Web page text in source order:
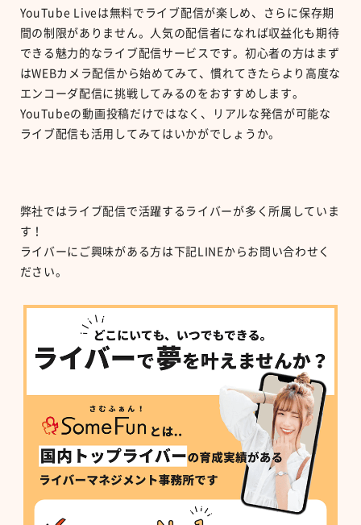
YouTube Liveは無料でライブ配信が楽しめ、さらに保存期
間の制限がありません。人気の配信者になれば収益化も期待
できる魅力的なライブ配信サービスです。初心者の方はまず
はWEBカメラ配信から始めてみて、慣れてきたらより高度な
エンコーダ配信に挑戦してみるのをおすすめします。
YouTubeの動画投稿だけではなく、リアルな発信が可能な
ライブ配信も活用してみてはいかがでしょうか。
弊社ではライブ配信で活躍するライバーが多く所属していま
す！
ライバーにご興味がある方は下記LINEからお問い合わせく
ださい。